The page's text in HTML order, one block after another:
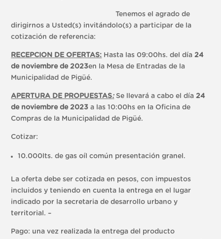
Tenemos el agrado de
dirigirnos a Usted(s) invitándolo(s) a participar de la
cotización de referencia:
RECEPCION DE OFERTAS: Hasta las 09:00hs. del día24
de noviembre de 2023en la Mesa de Entradas de la
Municipalidad de Pigüé.
APERTURA DE PROPUESTAS:Se llevará a cabo el día24
de noviembrede 2023 a las 10:00hs en la Oficina de
Compras de la Municipalidad de Pigüé.
Cotizar:
10.000lts. de gas oíl común presentación granel.
La oferta debe ser cotizada en pesos, con impuestos
incluidos y teniendo en cuenta la entrega en el lugar
indicado por la secretaria de desarrollo urbano y
territorial. –
Pago: una vez realizada la entrega del producto